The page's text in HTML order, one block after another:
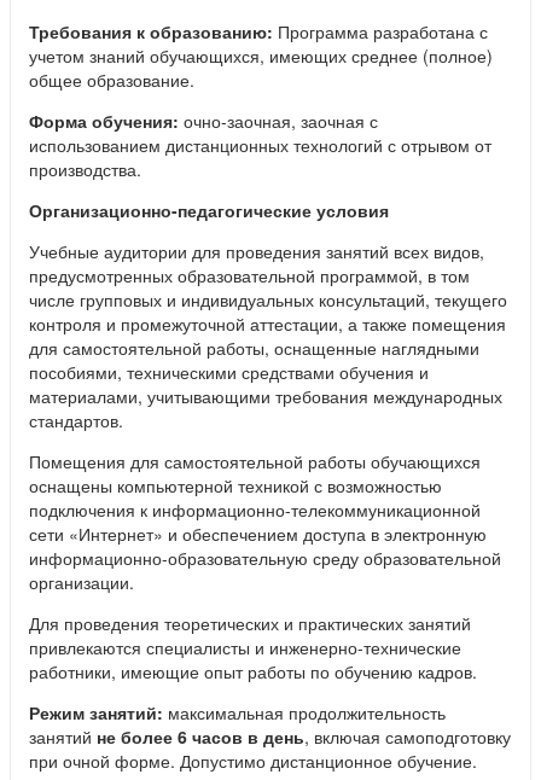
Требования к образованию: Программа разработана с
учетом знаний обучающихся, имеющих среднее (полное)
общее образование.
Форма обучения: очно-заочная, заочная с
использованием дистанционных технологий с отрывом от
производства.
Организационно-педагогические условия
Учебные аудитории для проведения занятий всех видов,
предусмотренных образовательной программой, в том
числе групповых и индивидуальных консультаций, текущего
контроля и промежуточной аттестации, а также помещения
для самостоятельной работы, оснащенные наглядными
пособиями, техническими средствами обучения и
материалами, учитывающими требования международных
стандартов.
Помещения для самостоятельной работы обучающихся
оснащены компьютерной техникой с возможностью
подключения к информационно-телекоммуникационной
сети «Интернет» и обеспечением доступа в электронную
информационно-образовательную среду образовательной
организации.
Для проведения теоретических и практических занятий
привлекаются специалисты и инженерно-технические
работники, имеющие опыт работы по обучению кадров.
Режим занятий: максимальная продолжительность
занятий не более 6 часов в день, включая самоподготовку
при очной форме. Допустимо дистанционное обучение.